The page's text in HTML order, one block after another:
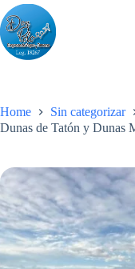
Skip
to
content
Home
Sin categorizar
Dunas de Tatón y Dunas